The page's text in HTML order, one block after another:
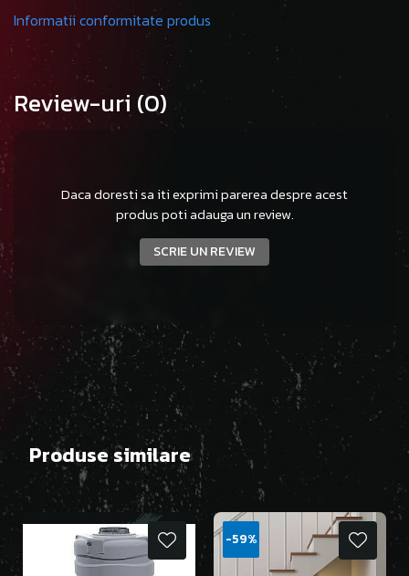
Informatii conformitate produs
Review-uri (0)
Daca doresti sa iti exprimi parerea despre acest
produs poti adauga un review.
SCRIE UN REVIEW
Produse similare
-59%